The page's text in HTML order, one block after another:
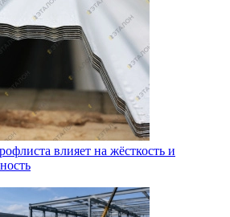
влияет на жёсткость и